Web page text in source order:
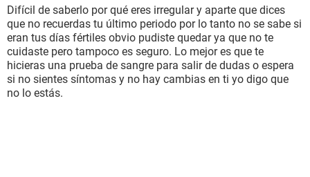
Difícil de saberlo por qué eres irregular y aparte que dices
que no recuerdas tu último periodo por lo tanto no se sabe si
eran tus días fértiles obvio pudiste quedar ya que no te
cuidaste pero tampoco es seguro. Lo mejor es que te
hicieras una prueba de sangre para salir de dudas o espera
si no sientes síntomas y no hay cambias en ti yo digo que
no lo estás.